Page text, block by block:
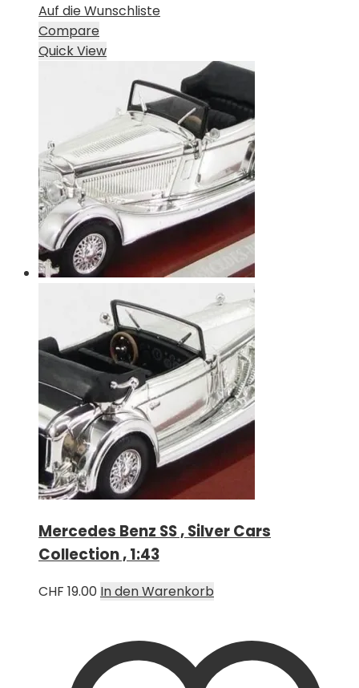
Auf die Wunschliste
Compare
Quick View
Mercedes Benz SS , Silver Cars
Collection , 1:43
CHF 19.00 In den Warenkorb